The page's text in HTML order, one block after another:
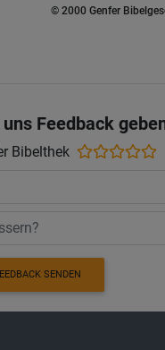
© 2000 Genfer
Feedback
Bibelthek
SENDEN